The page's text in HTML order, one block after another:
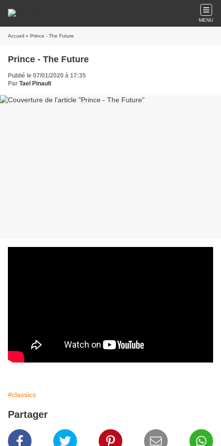
MENU
Accueil » Prince - The Future
Prince - The Future
Publié le 07/01/2020 à 17:35
Par Tael Pinault
#classics
Partager